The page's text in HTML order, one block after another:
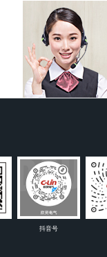
抖音号